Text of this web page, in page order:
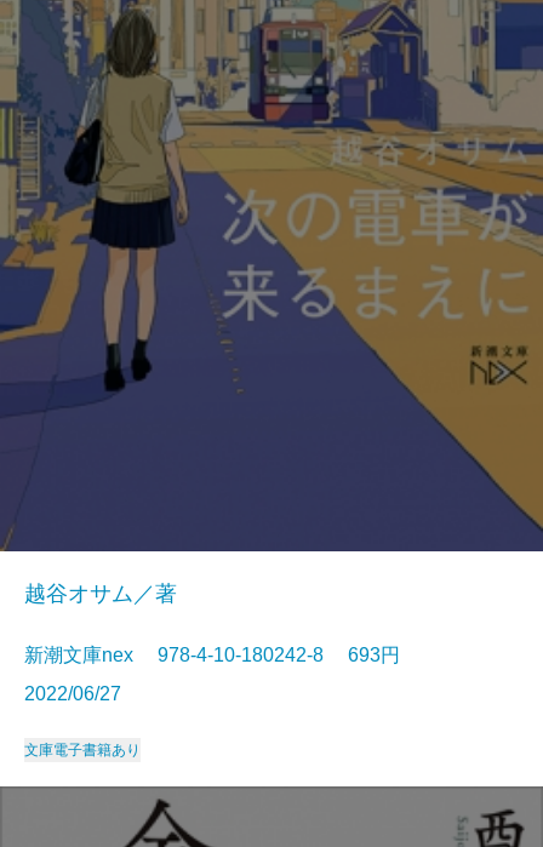
越谷オサム／著
新潮文庫nex 978-4-10-180242-8 693円
2022/06/27
文庫電子書籍あり